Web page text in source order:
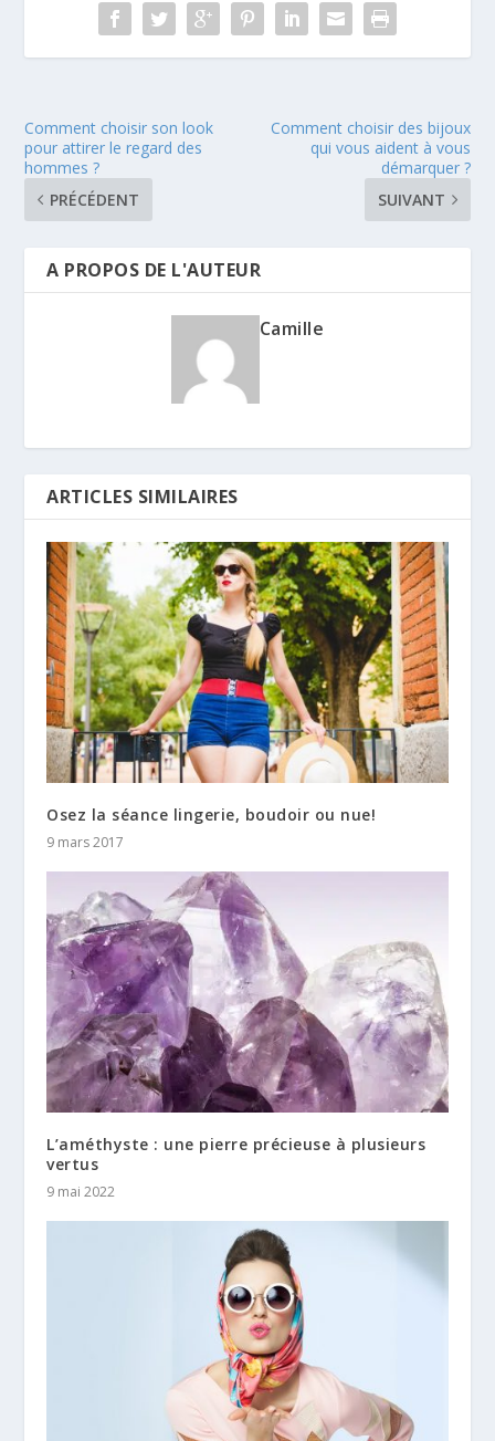
Comment choisir son look
pour attirer le regard des
hommes ?
PRÉCÉDENT
Comment choisir des bijoux
qui vous aident à vous
démarquer ?
SUIVANT
A PROPOS DE L'AUTEUR
Camille
ARTICLES SIMILAIRES
Osez la séance lingerie, boudoir ou nue!
9 mars 2017
L’améthyste : une pierre précieuse à plusieurs
vertus
9 mai 2022